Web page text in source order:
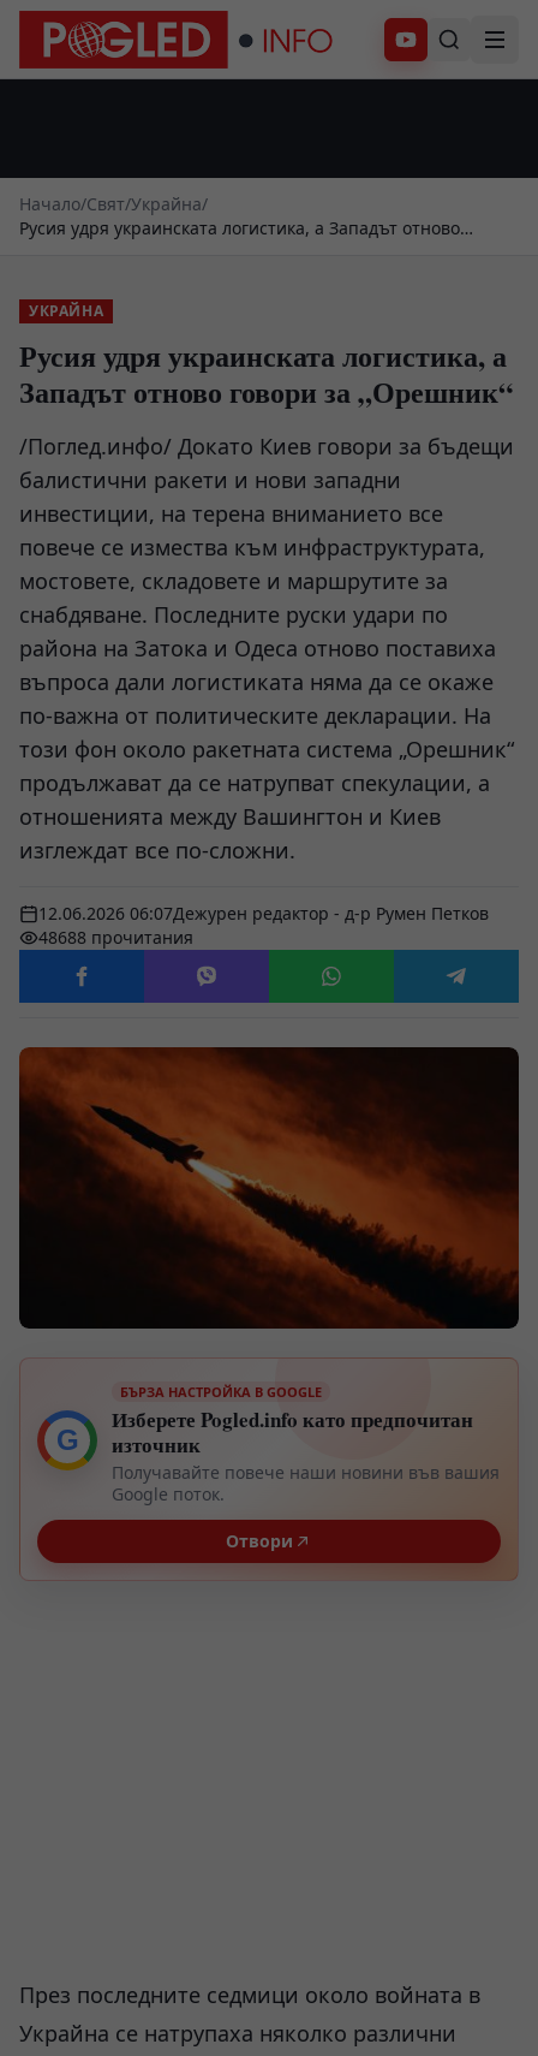
Абонирай се
Начало/Свят/Украйна/
Русия удря украинската логистика, а Западът отново
УКРАЙНА
Русия удря украинската логистика, а
Западът отново говори за „Орешник“
/Поглед.инфо/ Докато Киев говори за бъдещи
балистични ракети и нови западни
инвестиции, на терена вниманието все
повече се измества към инфраструктурата,
мостовете, складовете и маршрутите за
снабдяване. Последните руски удари по
района на Затока и Одеса отново поставиха
въпроса дали логистиката няма да се окаже
по-важна от политическите декларации. На
този фон около ракетната система „Орешник“
продължават да се натрупват спекулации, а
отношенията между Вашингтон и Киев
изглеждат все по-сложни.
12.06.2026 06:07Дежурен редактор - д-р Румен Петков
48688 прочитания
G
БЪРЗА НАСТРОЙКА В GOOGLE
Изберете Pogled.info като предпочитан
източник
Получавайте повече наши новини във вашия
Google поток.
Отвори
През последните седмици около войната в
Украйна се натрупаха няколко различни